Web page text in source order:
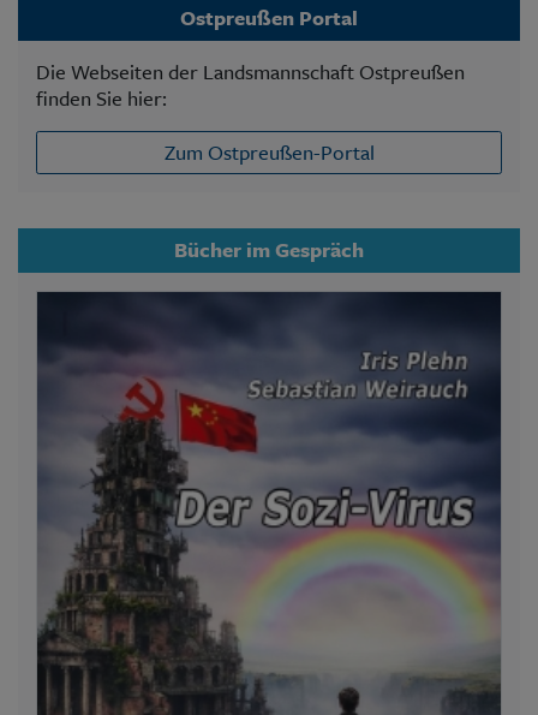
Ostpreußen Portal
Die Webseiten der Landsmannschaft Ostpreußen
finden Sie hier:
Zum Ostpreußen-Portal
Bücher im Gespräch